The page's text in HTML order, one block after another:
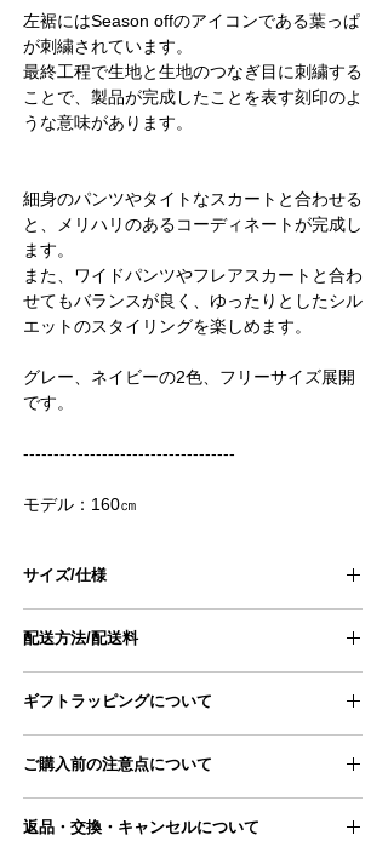
左裾にはSeason offのアイコンである葉っぱ
が刺繍されています。
最終工程で生地と生地のつなぎ目に刺繍する
ことで、製品が完成したことを表す刻印のよ
うな意味があります。
細身のパンツやタイトなスカートと合わせる
と、メリハリのあるコーディネートが完成し
ます。
また、ワイドパンツやフレアスカートと合わ
せてもバランスが良く、ゆったりとしたシル
エットのスタイリングを楽しめます。
グレー、ネイビーの2色、フリーサイズ展開
です。
-----------------------------------
モデル：160㎝
サイズ/仕様
size F
袖丈 57㎝
配送方法/配送料
ヤマト運輸宅急便
■配送料
11,000円以上のため配送料無料となります
■配送スケジュール
ギフトラッピングについて
商品とご一緒にカートに追加ください。
ご購入前の注意点について
差が生じる場合がございます。
返品・交換・キャンセルについて